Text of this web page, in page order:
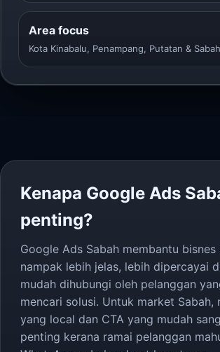
Area focus
Kota Kinabalu, Penampang, Putatan & Sabah
Kenapa Google Ads
penting?
Google Ads Sabah membantu bisnes
nampak lebih jelas, lebih dipercayai
mudah dihubungi oleh pelanggan
mencari solusi. Untuk market Sabah,
yang local dan CTA yang mudah
penting kerana ramai pelanggan